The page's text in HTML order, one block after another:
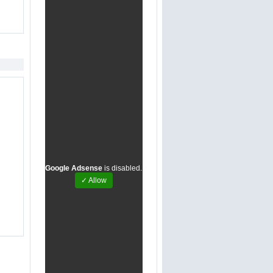
Google Adsense is disabled.
✓ Allow